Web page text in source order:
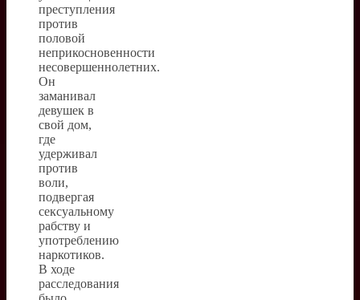
преступления
против
половой
неприкосновенности
несовершеннолетних.
Он
заманивал
девушек в
свой дом,
где
удерживал
против
воли,
подвергая
сексуальному
рабству и
употреблению
наркотиков.
В ходе
расследования